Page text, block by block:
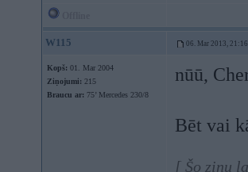
W115 06. Mar 2013, 21:16
Kopš: 01. Mar 2004
Ziņojumi: 215
Braucu ar: 75’ Mercedes 230/8
nūū,
Bēt vai
[ Šo ziņu